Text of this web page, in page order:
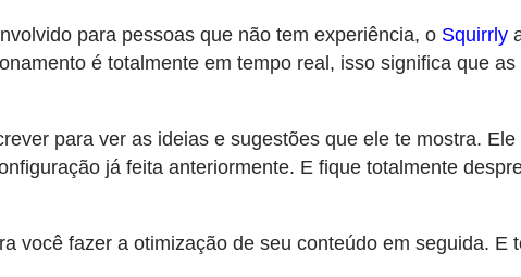
para pessoas que não tem experiência, o Squirrly
é totalmente em tempo real, isso significa que
para ver as ideias e sugestões que ele te mostra. Ele
já feita anteriormente. E fique totalmente
você fazer a otimização de seu conteúdo em seguida. E